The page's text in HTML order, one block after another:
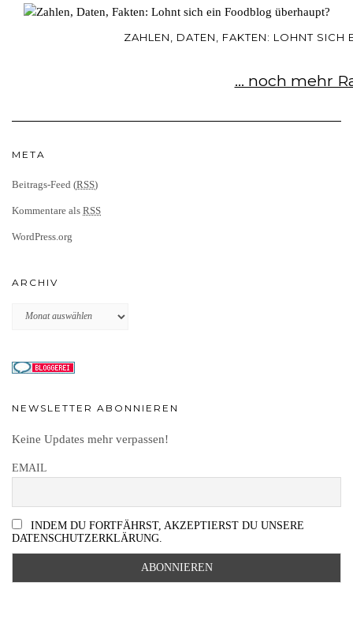
ZAHLEN, DATEN, FAKTEN: LOHNT
... noch mehr
META
Beitrags-Feed (RSS)
Kommentare als RSS
WordPress.org
ARCHIV
Archiv
NEWSLETTER ABONNIEREN
Keine Updates mehr verpassen!
EMAIL
INDEM DU FORTFÄHRST, AKZEPTIERST DU UNSERE
DATENSCHUTZERKLÄRUNG.